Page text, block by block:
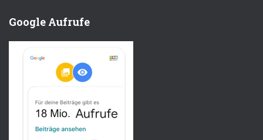
Google Aufrufe